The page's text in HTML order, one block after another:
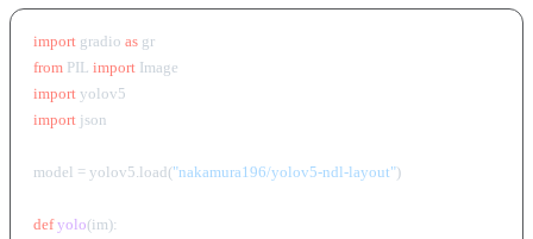
import gradio as
gr
from PIL import
import
import json
model = yolov5.load("nakamura196/yolov5-ndl-layout")
def yolo(im):